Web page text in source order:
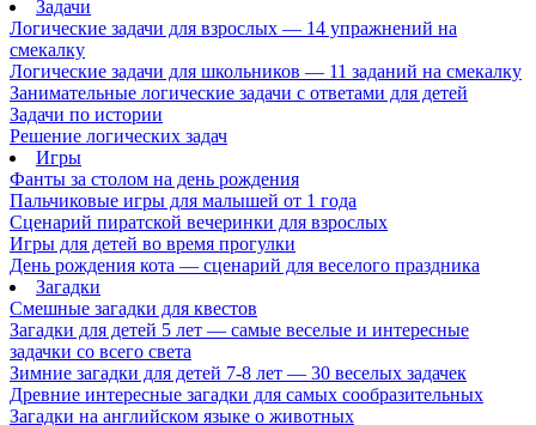
Задачи
Логические задачи для взрослых — 14 упражнений на
смекалку
Логические задачи для школьников — 11 заданий на смекалку
Занимательные логические задачи с ответами для детей
Задачи по истории
Решение логических задач
Игры
Фанты за столом на день рождения
Пальчиковые игры для малышей от 1 года
Сценарий пиратской вечеринки для взрослых
Игры для детей во время прогулки
День рождения кота — сценарий для веселого праздника
Загадки
Смешные загадки для квестов
Загадки для детей 5 лет — самые веселые и интересные
задачки со всего света
Зимние загадки для детей 7-8 лет — 30 веселых задачек
Древние интересные загадки для самых сообразительных
Загадки на английском языке о животных